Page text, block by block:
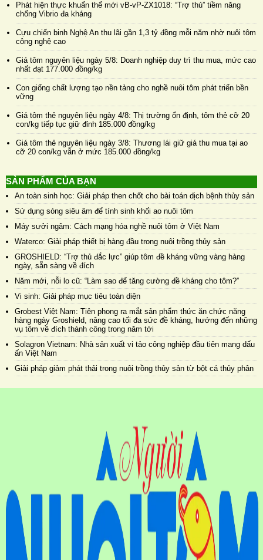
Phát hiện thực khuẩn thể mới vB-vP-ZX1018: “Trợ thủ” tiềm năng
chống Vibrio đa kháng
Cựu chiến binh Nghệ An thu lãi gần 1,3 tỷ đồng mỗi năm nhờ nuôi tôm
công nghệ cao
Giá tôm nguyên liệu ngày 5/8: Doanh nghiệp duy trì thu mua, mức cao
nhất đạt 177.000 đồng/kg
Con giống chất lượng tạo nền tảng cho nghề nuôi tôm phát triển bền
vững
Giá tôm thẻ nguyên liệu ngày 4/8: Thị trường ổn định, tôm thẻ cỡ 20
con/kg tiếp tục giữ đỉnh 185.000 đồng/kg
Giá tôm thẻ nguyên liệu ngày 3/8: Thương lái giữ giá thu mua tại ao
cỡ 20 con/kg vẫn ở mức 185.000 đồng/kg
SẢN PHẨM CỦA BẠN
An toàn sinh học: Giải pháp then chốt cho bài toán dịch bệnh thủy sản
Sử dụng sóng siêu âm để tính sinh khối ao nuôi tôm
Máy sưởi ngâm: Cách mạng hóa nghề nuôi tôm ở Việt Nam
Waterco: Giải pháp thiết bị hàng đầu trong nuôi trồng thủy sản
GROSHIELD: “Trợ thủ đắc lực” giúp tôm đề kháng vững vàng hàng
ngày, sẵn sàng về đích
Năm mới, nỗi lo cũ: “Làm sao để tăng cường đề kháng cho tôm?”
Vi sinh: Giải pháp mục tiêu toàn diện
Grobest Việt Nam: Tiên phong ra mắt sản phẩm thức ăn chức năng
hàng ngày Groshield, nâng cao tối đa sức đề kháng, hướng đến những
vụ tôm về đích thành công trong năm tới
Solagron Vietnam: Nhà sản xuất vi tảo công nghiệp đầu tiên mang dấu
ấn Việt Nam
Giải pháp giảm phát thải trong nuôi trồng thủy sản từ bột cá thủy phân